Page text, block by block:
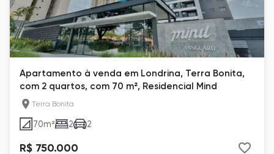
Apartamento à venda em Londrina, Terra Bonita,
com 2 quartos, com 70 m², Residencial Mind
Terra Bonita
70m² 2 2
R$ 750.000